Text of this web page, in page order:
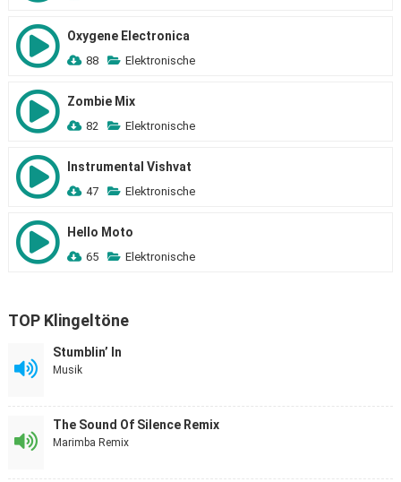
Oxygene Electronica
88 Elektronische
Zombie Mix
82 Elektronische
Instrumental Vishvat
47 Elektronische
Hello Moto
65 Elektronische
TOP Klingeltöne
Stumblin’ In
Musik
The Sound Of Silence Remix
Marimba Remix